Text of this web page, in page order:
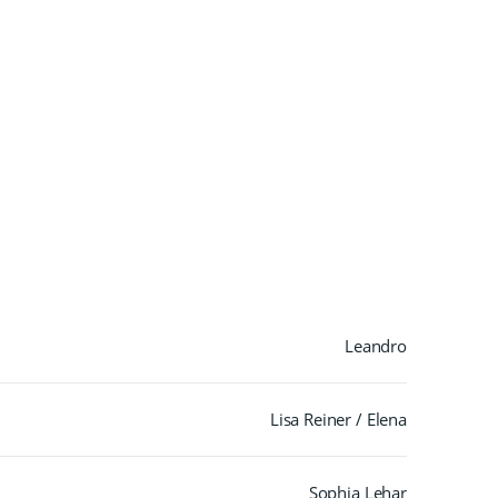
Leandro
Lisa Reiner / Elena
Sophia Lehar